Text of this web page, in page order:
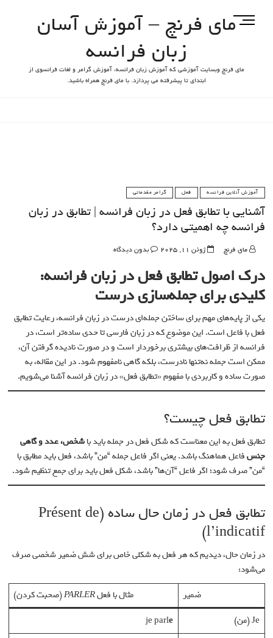
مای فرنچ – آموزش آسان
زبان فرانسه
مای فرنچ وبسایت آموزشی که آموزش زبان فرانسه، آموزش گرامر و لغات فرانسوی از
ابتدای تا پیشرفته می پردازد. با مای فرنچ همراه باشید.
M
آموزش آنلاین فرانسه فعل گرامر مقدماتی
آشنایی با تطابق فعل در زبان فرانسه | تطابق در زبان
فرانسه چه اهمیتی دارد؟
مای فرنچ ژوئن 11, 2025 بدون دیدگاه
درک اصول تطابق فعل در زبان فرانسه:
کلیدی برای جمله‌سازی درست
یکی از پایه‌های مهم برای ساختن جمله‌ای درست در زبان فرانسه، رعایت تطابق
فعل با فاعل است. این موضوع که در زبان فارسی تا حدی ساده‌تر است، در
فرانسه از ظرافت‌های بیشتری برخوردار است و در صورت نادیده گرفتن آن،
ممکن است جمله نه‌تنها نادرست، بلکه گاهی نامفهوم شود. در این مقاله، به
صورت ساده و کاربردی با مفهوم «تطابق فعل» در زبان فرانسه آشنا می‌شویم.
تطابق فعل چیست؟
تطابق فعل به این معناست که شکل فعل در جمله باید باشخص، عدد و گاهی
جنسفاعل هماهنگ باشد. یعنی اگر فاعل جمله “من” باشد، فعل باید مطابق با
“من” صرف شود؛ اگر فاعل “آن‌ها” باشد، شکل فعل باید برای جمع تنظیم شود.
تطابق فعل در زمان حال ساده (Présent de
l’indicatif)
در زمان حال، دیدیم که هر فعل به شکلی خاص برای شش ضمیر شخصی صرف
می‌شود:
ضمیر
مثال با فعلPARLER(صحبت کردن)
Je (من)
je parle